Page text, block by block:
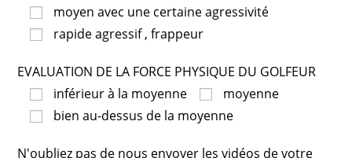
moyen avec une certaine agressivité
rapide agressif , frappeur
EVALUATION DE LA FORCE PHYSIQUE DU GOLFEUR
inférieur à la moyenne
moyenne
bien au-dessus de la moyenne
N'oubliez pas de nous envoyer les vidéos de votre